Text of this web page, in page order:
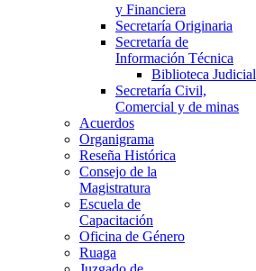
y Financiera
Secretaría Originaria
Secretaría de
Información Técnica
Biblioteca Judicial
Secretaría Civil,
Comercial y de minas
Acuerdos
Organigrama
Reseña Histórica
Consejo de la
Magistratura
Escuela de
Capacitación
Oficina de Género
Ruaga